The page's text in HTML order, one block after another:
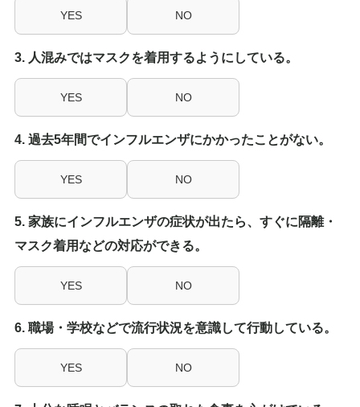
YES NO
3. 人混みではマスクを着用するようにしている。
YES NO
4. 過去5年間でインフルエンザにかかったことがない。
YES NO
5. 家族にインフルエンザの症状が出たら、すぐに隔離・
マスク着用などの対応ができる。
YES NO
6. 職場・学校などで流行状況を意識して行動している。
YES NO
検
索
結
マイページ